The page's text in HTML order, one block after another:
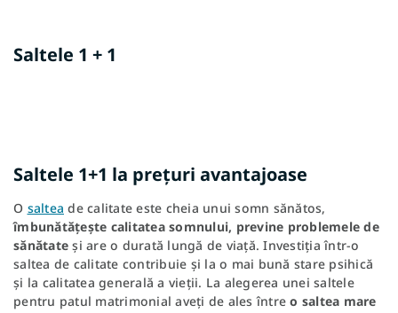
Saltele 1 + 1
Saltele 1+1 la prețuri avantajoase
O saltea de calitate este cheia unui somn sănătos,
îmbunătățește calitatea somnului, previne problemele de
sănătate și are o durată lungă de viață. Investiția într-o
saltea de calitate contribuie și la o mai bună stare psihică
și la calitatea generală a vieții. La alegerea unei saltele
pentru patul matrimonial aveți de ales întreo saltea mare